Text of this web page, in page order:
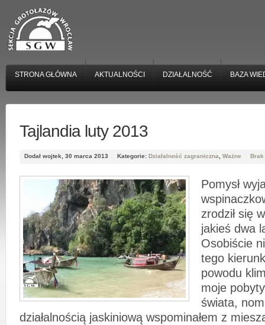
STRONA GŁÓWNA AKTUALNOŚCI DZIAŁALNOŚĆ BAZA
Tajlandia luty 2013
Dodał wojtek, 30 marca 2013 Kategorie: Działalność zagraniczna, Ważne Brak
Pomysł
zrodził się
jakieś dwa
Osobiście
tego
powodu
moje
świata,
działalnością jaskiniową wspominałem z